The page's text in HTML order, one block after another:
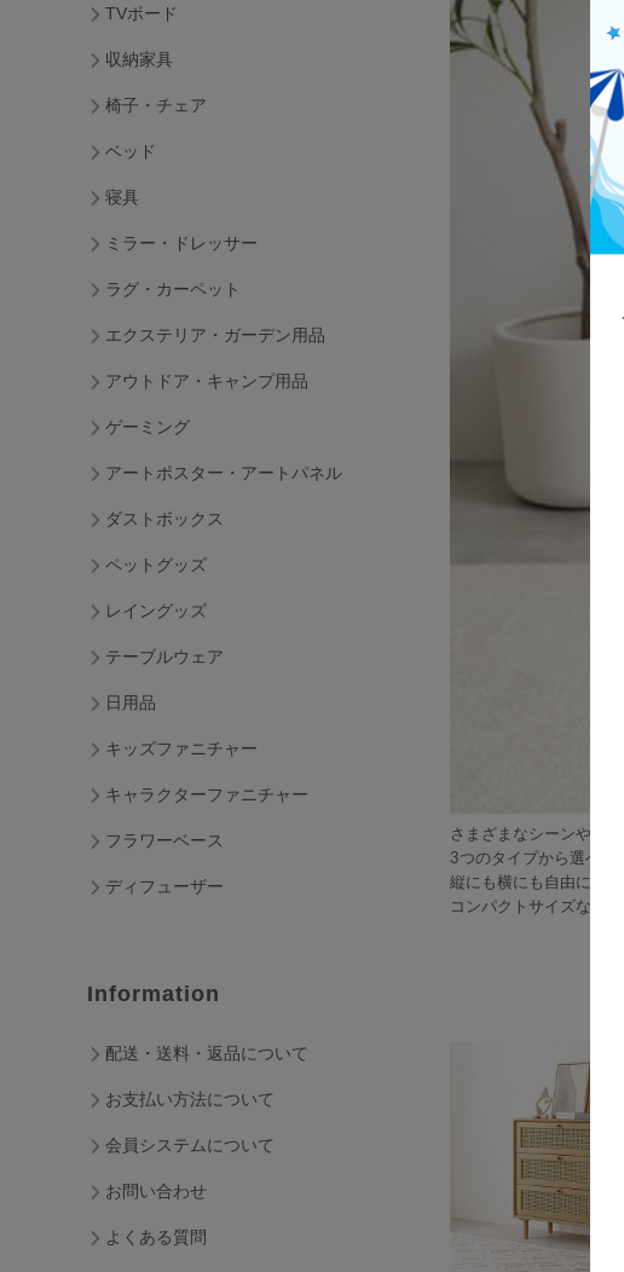
さまざまなシーンや使
3つのタイプから選べ、
縦にも横にも自由に組
コンパクトサイズなが
TVボード
収納家具
椅子・チェア
ベッド
寝具
ミラー・ドレッサー
ラグ・カーペット
エクステリア・ガーデン用品
アウトドア・キャンプ用品
ゲーミング
アートポスター・アートパネル
ダストボックス
ペットグッズ
レイングッズ
テーブルウェア
日用品
キッズファニチャー
キャラクターファニチャー
フラワーベース
ディフューザー
Information
配送・送料・返品について
お支払い方法について
会員システムについて
お問い合わせ
よくある質問